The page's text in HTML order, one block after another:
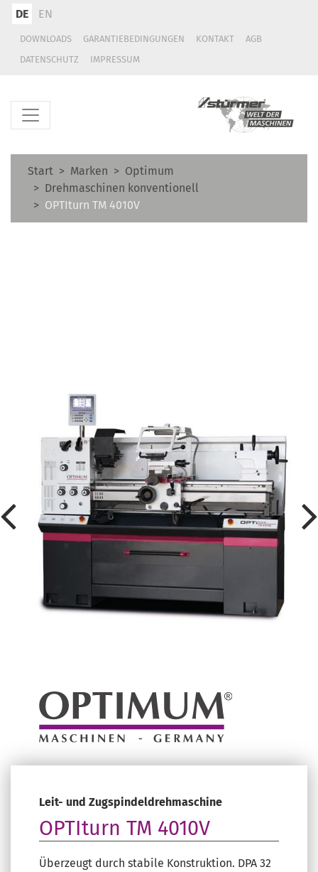
DE EN
DOWNLOADS GARANTIEBEDINGUNGEN KONTAKT
AGB
DATENSCHUTZ
IMPRESSUM
Start Marken
Optimum
Drehmaschinen konventionell
OPTIturn TM 4010V
Leit- und Zugspindeldrehmaschine
OPTIturn TM 4010V
Überzeugt durch stabile Konstruktion. DPA 32